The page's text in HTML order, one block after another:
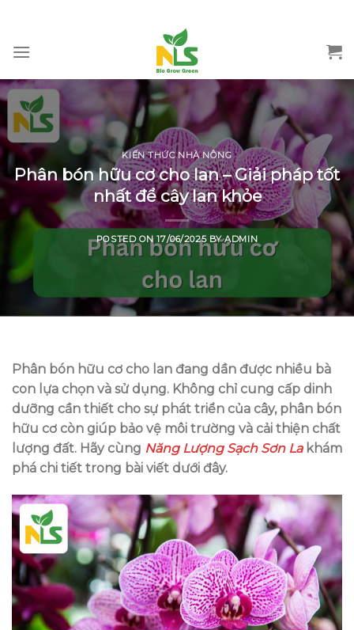
content
KIẾN THỨC NHÀ NÔNG
Phân bón hữu cơ cho lan – Giải pháp tốt
nhất để cây lan khỏe
POSTED ON17/06/2025BYADMIN
Phân bón hữu cơ cho lan đang dần được nhiều bà
con lựa chọn và sử dụng. Không chỉ cung cấp dinh
dưỡng cần thiết cho sự phát triển của cây, phân bón
hữu cơ còn giúp bảo vệ môi trường và cải thiện chất
lượng đất. Hãy cùng Năng Lượng Sạch Sơn Lakhám
phá chi tiết trong bài viết dưới đây.